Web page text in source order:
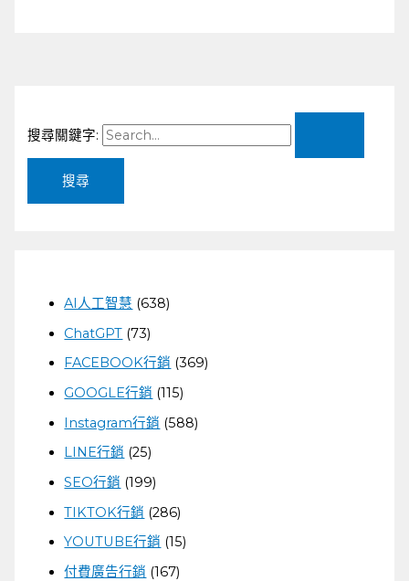
搜尋關鍵字:
AI人工智慧 (638)
ChatGPT (73)
FACEBOOK行銷 (369)
GOOGLE行銷 (115)
Instagram行銷 (588)
LINE行銷 (25)
SEO行銷 (199)
TIKTOK行銷 (286)
YOUTUBE行銷 (15)
付費廣告行銷 (167)